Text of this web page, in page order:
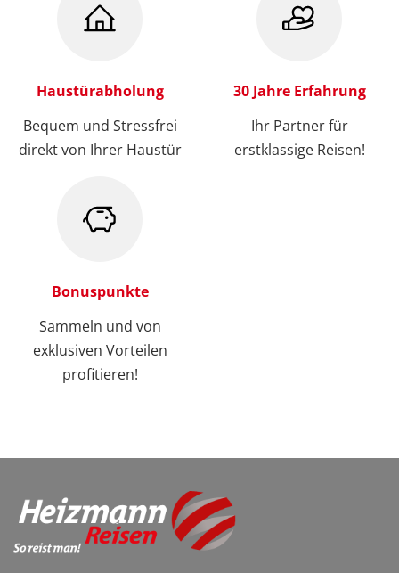
Haustürabholung
Bequem und Stressfrei
direkt von Ihrer Haustür
30 Jahre Erfahrung
Ihr Partner für
erstklassige Reisen!
Bonuspunkte
Sammeln und von
exklusiven Vorteilen
profitieren!